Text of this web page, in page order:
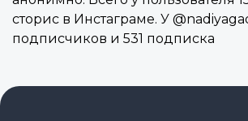
сторис в Инстаграме. У
подписчиков и 531 подписка